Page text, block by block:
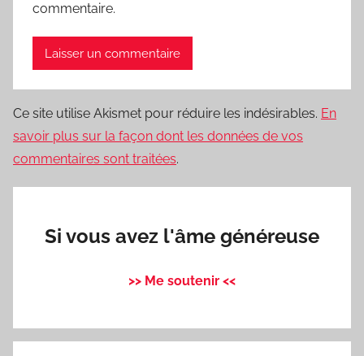
commentaire.
Ce site utilise Akismet pour réduire les indésirables. En
savoir plus sur la façon dont les données de vos
commentaires sont traitées.
Si vous avez l'âme généreuse
>> Me soutenir <<